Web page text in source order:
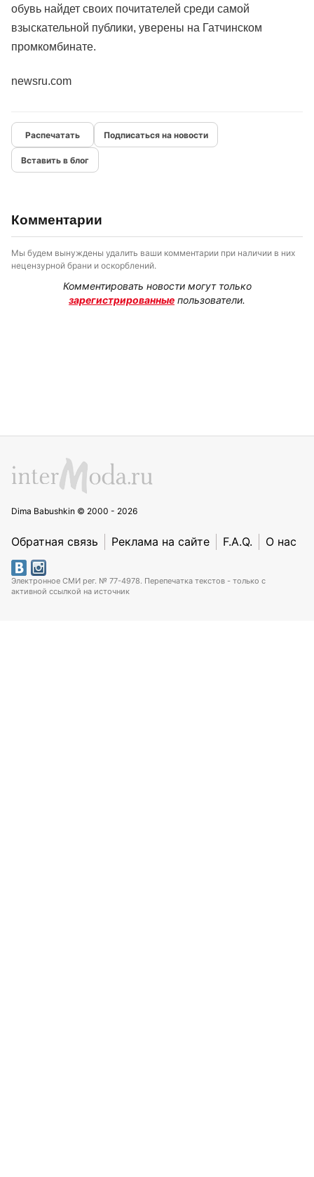
обувь найдет своих почитателей среди самой
взыскательной публики, уверены на Гатчинском
промкомбинате.
newsru.com
Подписаться на новости
Вставить в блог
Комментарии
Мы будем вынуждены удалить ваши комментарии при наличии в них
нецензурной брани и оскорблений.
Комментировать новости могут только
зарегистрированные пользователи.
Dima Babushkin © 2000 - 2026
Обратная связь Реклама на сайте F.A.Q. О нас
Электронное СМИ рег. № 77-4978. Перепечатка текстов - только с
активной ссылкой на источник